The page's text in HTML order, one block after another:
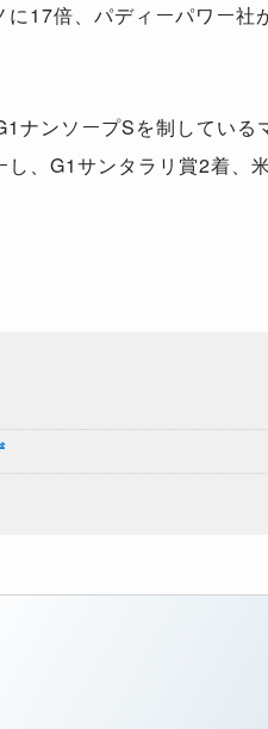
17倍、パディーパワー社
ナンソープSを制している
、G1サンタラリ賞2着、